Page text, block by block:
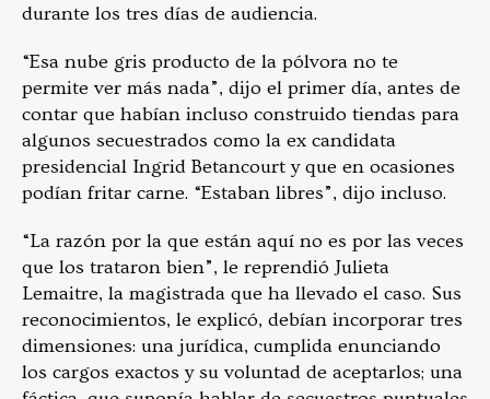
durante los tres días de audiencia.
“Esa nube gris producto de la pólvora no te
permite ver más nada”, dijo el primer día, antes de
contar que habían incluso construido tiendas para
algunos secuestrados como la ex candidata
presidencial Ingrid Betancourt y que en ocasiones
podían fritar carne. “Estaban libres”, dijo incluso.
“La razón por la que están aquí no es por las veces
que los trataron bien”, le reprendió Julieta
Lemaitre, la magistrada que ha llevado el caso. Sus
reconocimientos, le explicó, debían incorporar tres
dimensiones: una jurídica, cumplida enunciando
los cargos exactos y su voluntad de aceptarlos; una